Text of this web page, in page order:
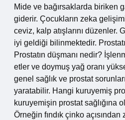
Mide ve bağırsaklarda biriken
giderir. Çocukların zeka
ceviz, kalp atışlarını düzenler.
iyi geldiği bilinmektedir.
Prostatın düşmanı nedir?
etler ve doymuş yağ oranı
genel sağlık ve prostat
yaratabilir. Hangi kuruyemiş
kuruyemişin prostat sağlığına
Örneğin fındık çinko